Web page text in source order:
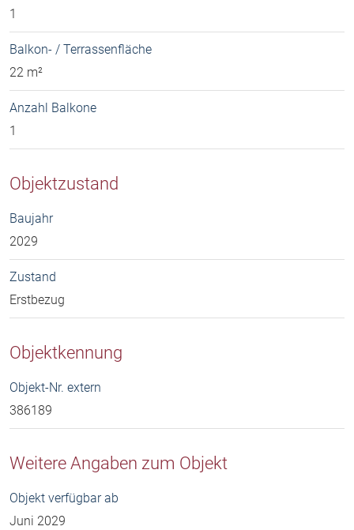
1
Balkon- / Terrassenfläche
22 m²
Anzahl Balkone
1
Objektzustand
Baujahr
2029
Zustand
Erstbezug
Objektkennung
Objekt-Nr. extern
386189
Weitere Angaben zum Objekt
Objekt verfügbar ab
Juni 2029